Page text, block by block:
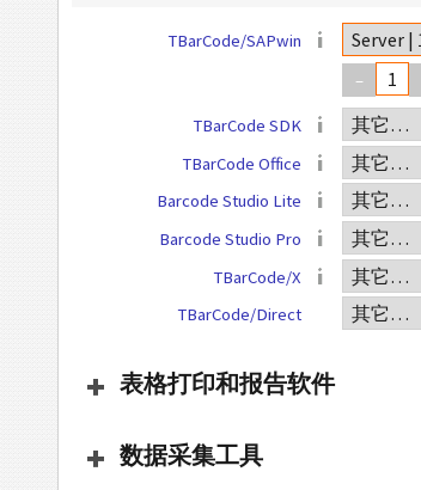
TBarCode/SAPwin
–
TBarCode SDK
TBarCode Office
Barcode Studio Lite
Barcode Studio Pro
TBarCode/X
TBarCode/Direct
表格打印和报告软件
数据采集工具